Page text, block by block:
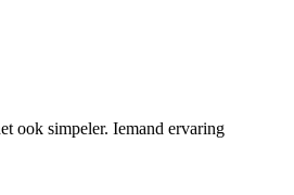
ook simpeler. Iemand ervaring